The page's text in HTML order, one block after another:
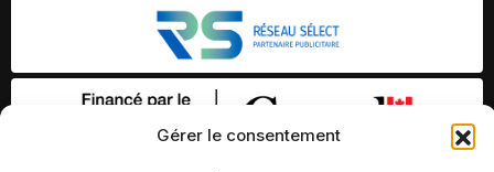
Gérer le consentement